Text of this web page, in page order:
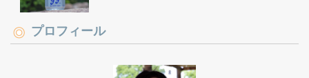
プロフィール